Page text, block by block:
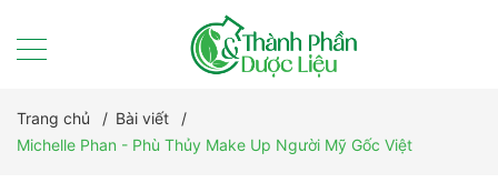
Trang chủ / Bài viết
/
Michelle Phan - Phù Thủy Make Up Người Mỹ Gốc Việt